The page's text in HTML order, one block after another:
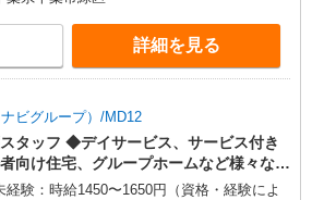
詳細を見る
ビグループ）/MD12
タッフ ◆デイサービス、サービス付き
向け住宅、グループホームなど様々な勤
ら選べます。
経験：時給1450〜1650円（資格・経験によ